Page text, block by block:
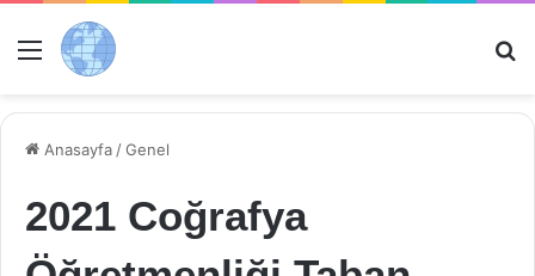
Menü
Anasayfa /Genel
2021 Coğrafya